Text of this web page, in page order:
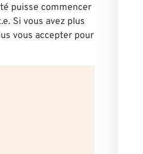
puisse commencer
Si vous avez plus
vous accepter pour